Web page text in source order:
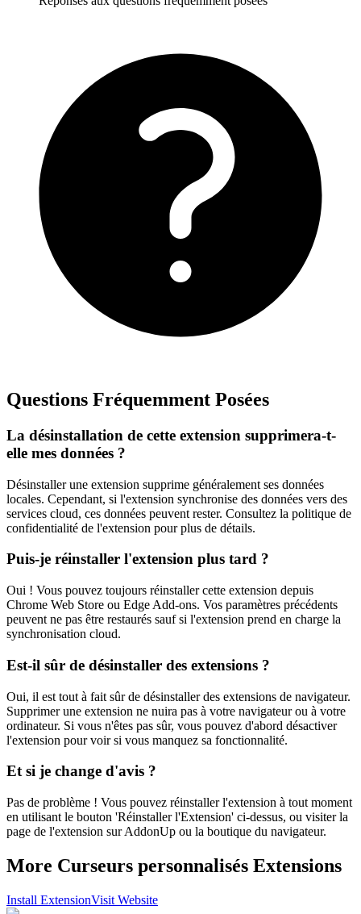
Questions Fréquemment Posées
La désinstallation de cette extension supprimera-t-
elle mes données ?
Désinstaller une extension supprime généralement ses données
locales. Cependant, si l'extension synchronise des données vers des
services cloud, ces données peuvent rester. Consultez la politique de
confidentialité de l'extension pour plus de détails.
Puis-je réinstaller l'extension plus tard ?
Oui ! Vous pouvez toujours réinstaller cette extension depuis
Chrome Web Store ou Edge Add-ons. Vos paramètres précédents
peuvent ne pas être restaurés sauf si l'extension prend en charge la
synchronisation cloud.
Est-il sûr de désinstaller des extensions ?
Oui, il est tout à fait sûr de désinstaller des extensions de navigateur.
Supprimer une extension ne nuira pas à votre navigateur ou à votre
ordinateur. Si vous n'êtes pas sûr, vous pouvez d'abord désactiver
l'extension pour voir si vous manquez sa fonctionnalité.
Et si je change d'avis ?
Pas de problème ! Vous pouvez réinstaller l'extension à tout moment
en utilisant le bouton 'Réinstaller l'Extension' ci-dessus, ou visiter la
page de l'extension sur AddonUp ou la boutique du navigateur.
More Curseurs personnalisés Extensions
Install ExtensionVisit Website